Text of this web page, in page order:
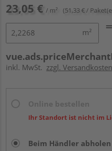
23,05 € / m² (51,33 € /
m²
inkl. MwSt. zzgl.
Ihr Standort ist nicht im
Beim Händler abholen